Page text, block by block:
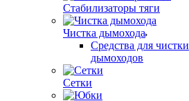
Стабилизаторы тяги
Чистка дымохода
Средства для чистки
дымоходов
Сетки